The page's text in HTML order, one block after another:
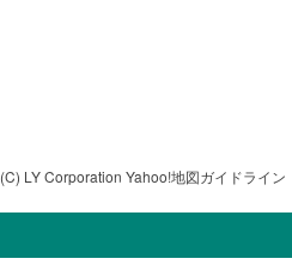
(C) LY Corporation Yahoo!地図ガイドライン